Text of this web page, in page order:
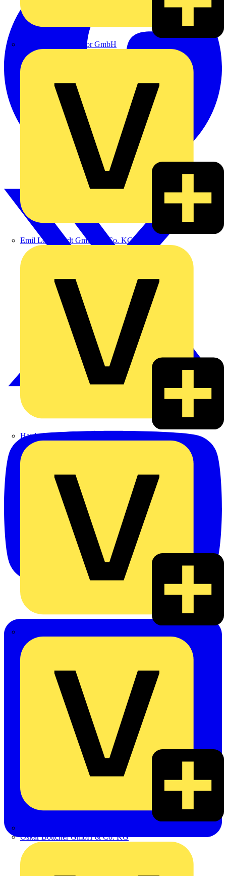
eldis electro distributor GmbH
Emil Löffelhardt GmbH & Co. KG
Hardy Schmitz
Oskar Böttcher GmbH & Co. KG